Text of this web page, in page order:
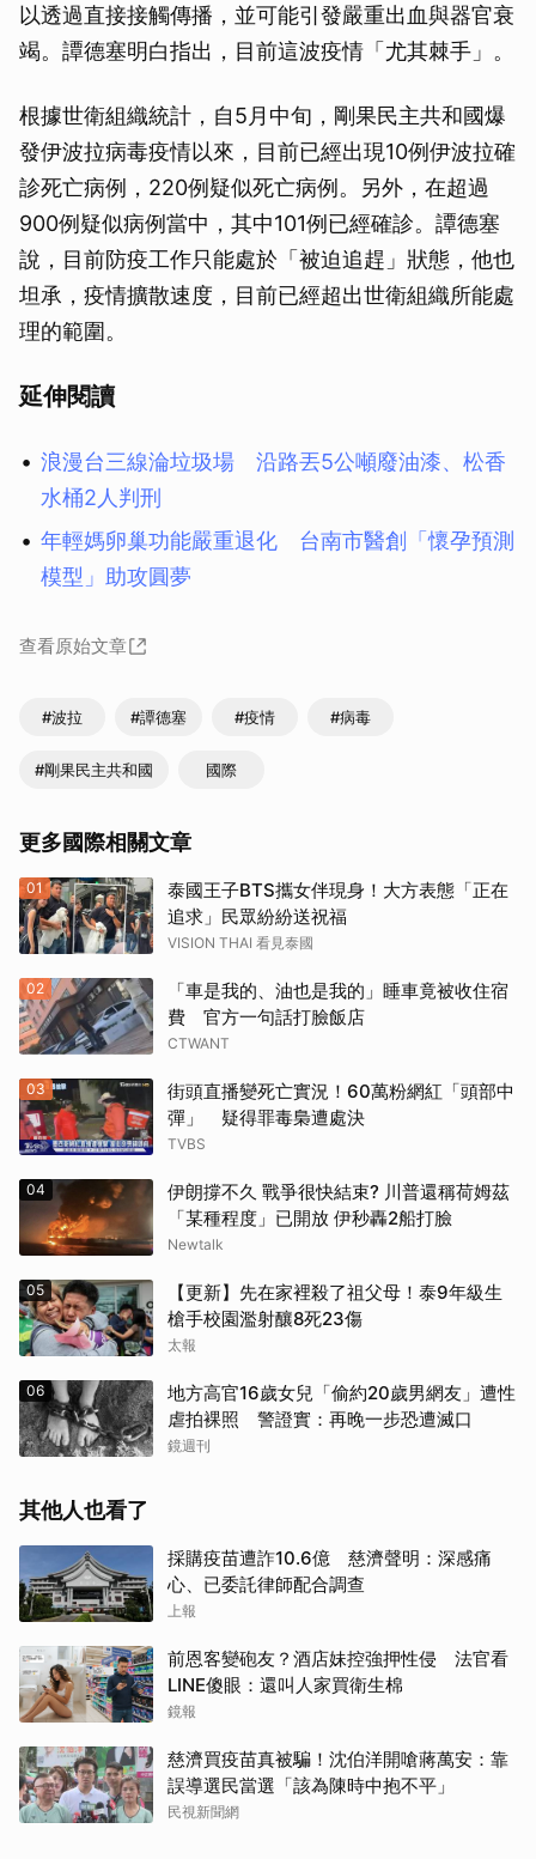
以透過直接接觸傳播，並可能引發嚴重出血與器官衰
竭。譚德塞明白指出，目前這波疫情「尤其棘手」。
根據世衛組織統計，自5月中旬，剛果民主共和國爆
發伊波拉病毒疫情以來，目前已經出現10例伊波拉確
診死亡病例，220例疑似死亡病例。另外，在超過
900例疑似病例當中，其中101例已經確診。譚德塞
說，目前防疫工作只能處於「被迫追趕」狀態，他也
坦承，疫情擴散速度，目前已經超出世衛組織所能處
理的範圍。
延伸閱讀
浪漫台三線淪垃圾場 沿路丟5公噸廢油漆、松香
水桶2人判刑
年輕媽卵巢功能嚴重退化 台南市醫創「懷孕預測
模型」助攻圓夢
查看原始文章
#波拉 #譚德塞 #疫情 #病毒
#剛果民主共和國 國際
更多國際相關文章
01
泰國王子BTS攜女伴現身！大方表態「正在
追求」民眾紛紛送祝福
VISION THAI 看見泰國
02
「車是我的、油也是我的」睡車竟被收住宿
費 官方一句話打臉飯店
CTWANT
03
街頭直播變死亡實況！60萬粉網紅「頭部中
彈」 疑得罪毒梟遭處決
TVBS
04
伊朗撐不久 戰爭很快結束? 川普還稱荷姆茲
「某種程度」已開放 伊秒轟2船打臉
Newtalk
05
【更新】先在家裡殺了祖父母！泰9年級生
槍手校園濫射釀8死23傷
太報
06
地方高官16歲女兒「偷約20歲男網友」遭性
虐拍裸照 警證實：再晚一步恐遭滅口
鏡週刊
其他人也看了
採購疫苗遭詐10.6億 慈濟聲明：深感痛
心、已委託律師配合調查
上報
前恩客變砲友？酒店妹控強押性侵 法官看
LINE傻眼：還叫人家買衛生棉
鏡報
慈濟買疫苗真被騙！沈伯洋開嗆蔣萬安：靠
誤導選民當選「該為陳時中抱不平」
民視新聞網